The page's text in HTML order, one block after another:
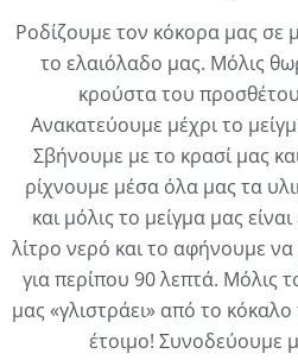
Ροδίζουμε τον κόκορα μας σε
το ελαιόλαδο μας. Μόλις
κρούστα του
Ανακατεύουμε μέχρι το
Σβήνουμε με το κρασί μας
ρίχνουμε μέσα όλα μας τα
και μόλις το μείγμα μας
λίτρο νερό και το αφήνουμε
για περίπου 90 λεπτά. Μόλις
μας «γλιστράει» από το
έτοιμο! Συνοδεύουμε